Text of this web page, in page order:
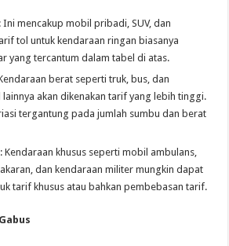
: Ini mencakup mobil pribadi, SUV, dan
tol untuk kendaraan ringan biasanya
yang tercantum dalam tabel di atas.
berat seperti truk, bus, dan
lainnya akan dikenakan tarif yang lebih tinggi.
tergantung pada jumlah sumbu dan berat
: Kendaraan khusus seperti mobil ambulans,
dan kendaraan militer mungkin dapat
tarif khusus atau bahkan pembebasan tarif.